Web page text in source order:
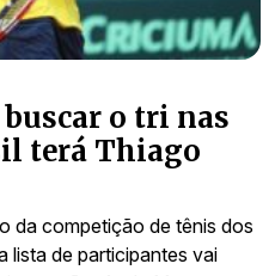
o tri nas
terá Thiago
da competição de tênis dos
lista de participantes vai